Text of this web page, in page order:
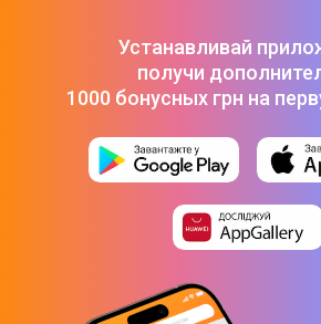
Устанавливай
получи
1000 бонусных грн на